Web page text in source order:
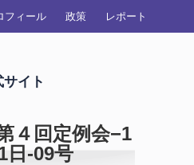
フィール 政策 レポート
イト
４回定例会−1
日-09号